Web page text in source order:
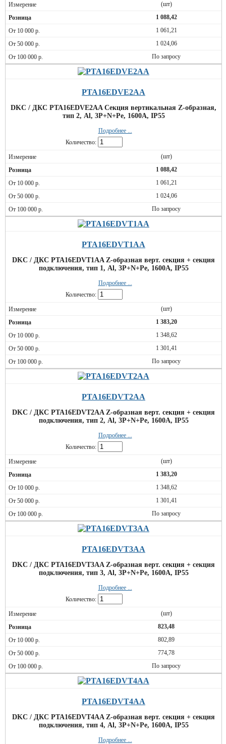
(шт)
1 088,42
1 061,21
1 024,06
По запросу
PTA16EDVE2AA
DKC / ДКС PTA16EDVE2AA Секция вертикальная Z-образная,
тип 2, Al, 3P+N+Pe, 1600А, IP55
Подробнее ...
Количество:
(шт)
1 088,42
1 061,21
1 024,06
По запросу
PTA16EDVT1AA
DKC / ДКС PTA16EDVT1AA Z-образная верт. секция + секция
подключения, тип 1, Al, 3P+N+Pe, 1600А, IP55
Подробнее ...
Количество:
(шт)
1 383,20
1 348,62
1 301,41
По запросу
PTA16EDVT2AA
DKC / ДКС PTA16EDVT2AA Z-образная верт. секция + секция
подключения, тип 2, Al, 3P+N+Pe, 1600А, IP55
Подробнее ...
Количество:
(шт)
1 383,20
1 348,62
1 301,41
По запросу
PTA16EDVT3AA
DKC / ДКС PTA16EDVT3AA Z-образная верт. секция + секция
подключения, тип 3, Al, 3P+N+Pe, 1600А, IP55
Подробнее ...
Количество:
(шт)
823,48
802,89
774,78
По запросу
PTA16EDVT4AA
DKC / ДКС PTA16EDVT4AA Z-образная верт. секция + секция
подключения, тип 4, Al, 3P+N+Pe, 1600А, IP55
Подробнее ...